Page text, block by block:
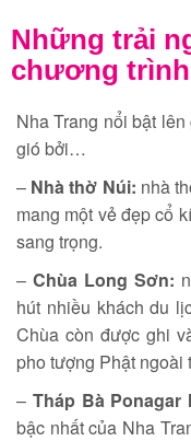
Những trải
chương trình
Nha Trang nổi bật
gió bởi…
– Nhà thờ Núi: nhà
mang một vẻ đẹp cổ
sang trọng.
– Chùa Long Sơn:
hút nhiều khách du
Chùa còn được ghi
pho tượng Phật ngoài
– Tháp Bà Ponagar
bậc nhất của Nha